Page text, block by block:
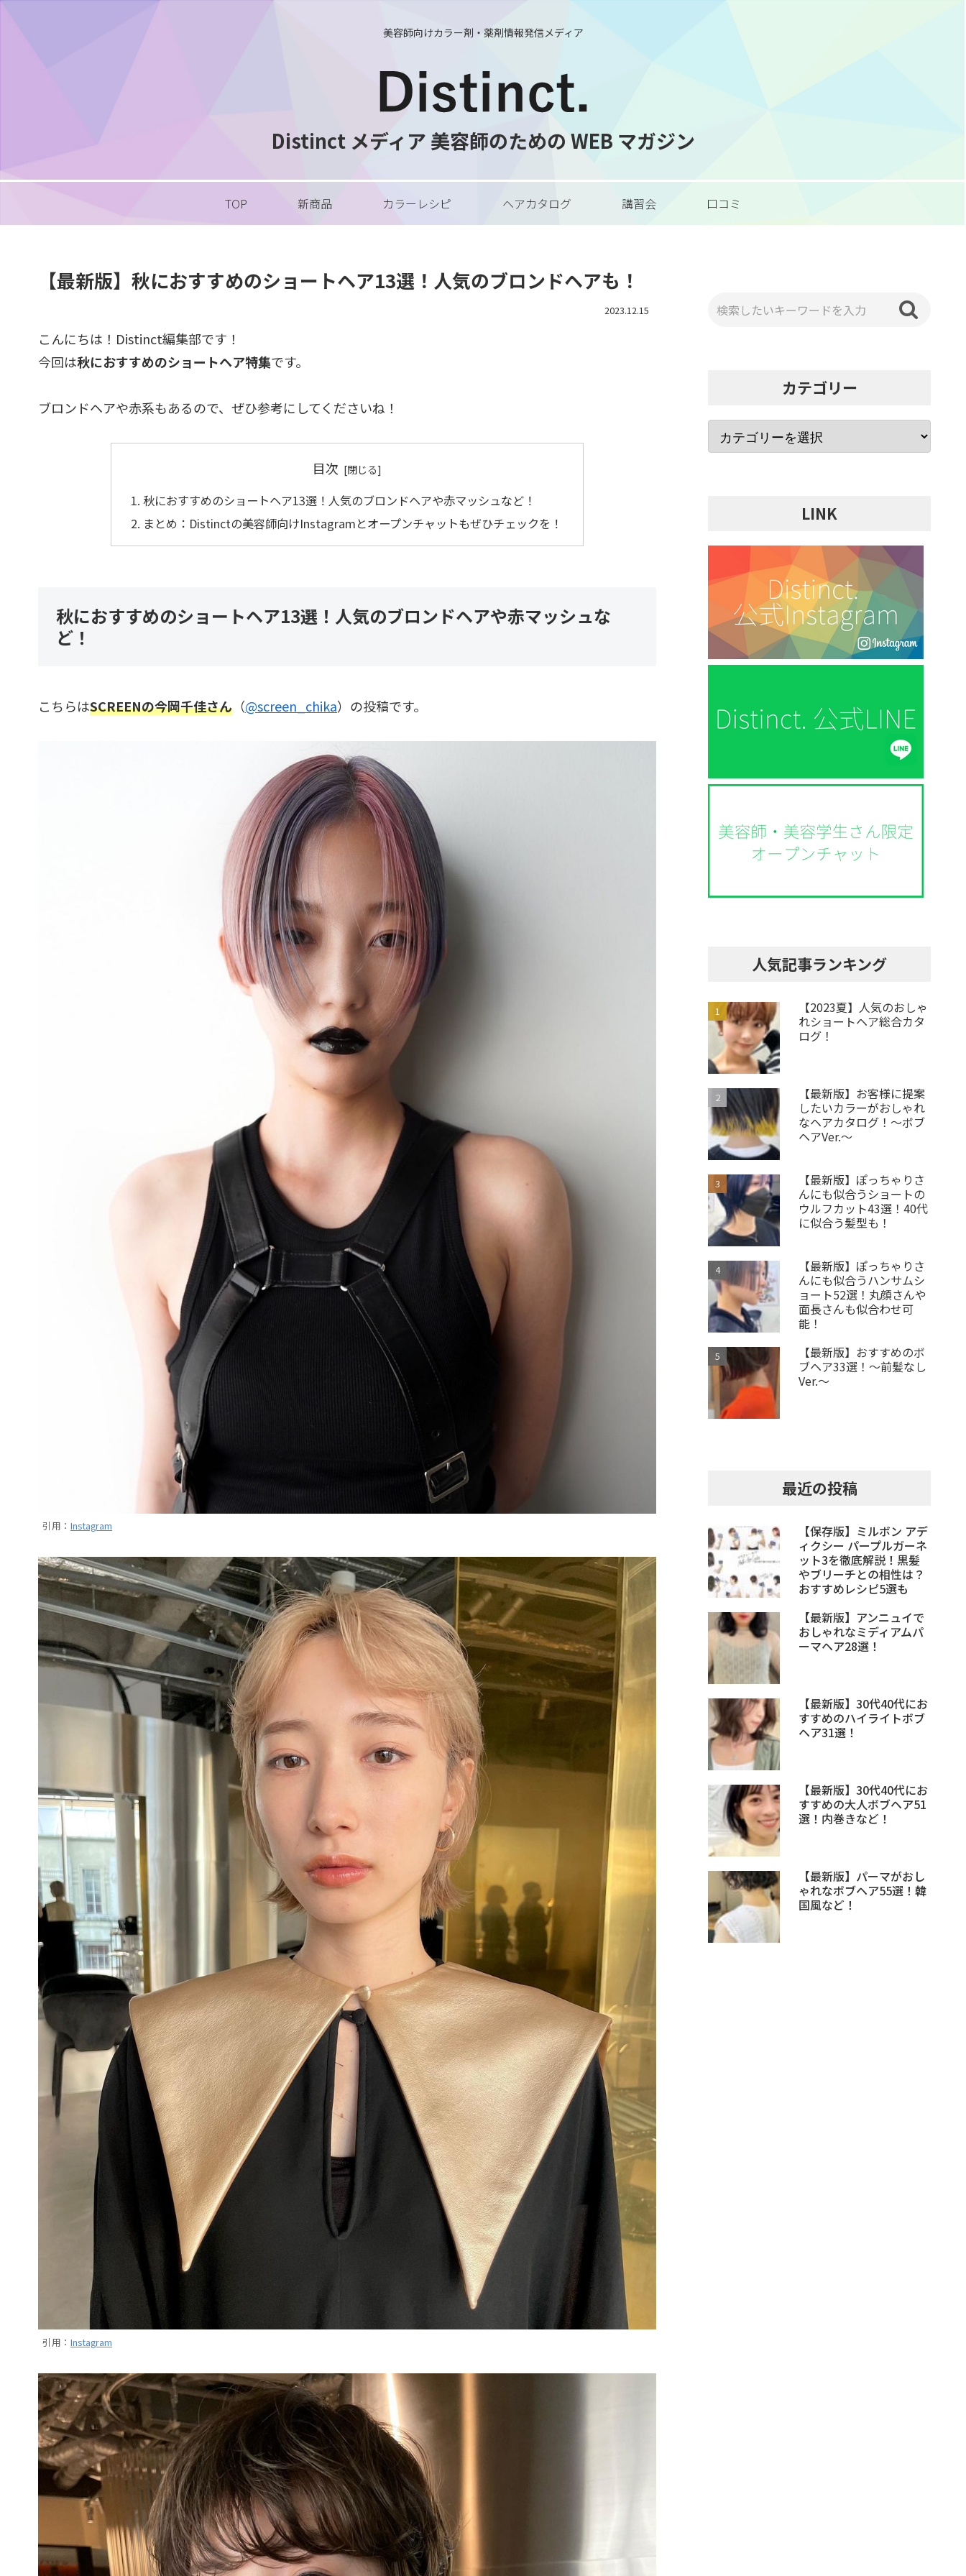
美容師向けカラー剤・薬剤情報発信メディア
Distinct メディア 美容師のための WEB マガジン
TOP 新商品 カラーレシピ ヘアカタログ 講習会 口コミ
【最新版】秋におすすめのショートヘア13選！人気のブロンドヘアも！
2023.12.15
こんにちは！Distinct編集部です！
今回は秋におすすめのショートヘア特集です。
ブロンドヘアや赤系もあるので、ぜひ参考にしてくださいね！
目次
秋におすすめのショートヘア13選！人気のブロンドヘアや赤マッシュなど！
まとめ：Distinctの美容師向けInstagramとオープンチャットもぜひチェックを！
秋におすすめのショートヘア13選！人気のブロンドヘアや赤マッシュな
ど！
こちらはSCREENの今岡千佳さん （@screen_chika）の投稿です。
引用： Instagram
引用： Instagram
カテゴリー
LINK
人気記事ランキング
【2023夏】人気のおしゃ
れショートヘア総合カタ
ログ！
【最新版】お客様に提案
したいカラーがおしゃれ
なヘアカタログ！～ボブ
ヘアVer.～
【最新版】ぽっちゃりさ
んにも似合うショートの
ウルフカット43選！40代
に似合う髪型も！
【最新版】ぽっちゃりさ
んにも似合うハンサムシ
ョート52選！丸顔さんや
面長さんも似合わせ可
能！
【最新版】おすすめのボ
ブヘア33選！～前髪なし
Ver.～
最近の投稿
【保存版】ミルボン アデ
ィクシー パープルガーネ
ット3を徹底解説！黒髪
やブリーチとの相性は？
おすすめレシピ5選も
【最新版】アンニュイで
おしゃれなミディアムパ
ーマヘア28選！
【最新版】30代40代にお
すすめのハイライトボブ
ヘア31選！
【最新版】30代40代にお
すすめの大人ボブヘア51
選！内巻きなど！
【最新版】パーマがおし
ゃれなボブヘア55選！韓
国風など！